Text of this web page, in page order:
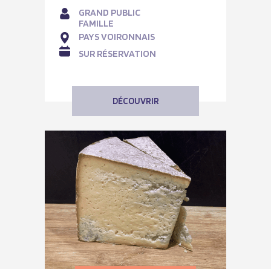
GRAND PUBLIC
FAMILLE
PAYS VOIRONNAIS
SUR RÉSERVATION
DÉCOUVRIR